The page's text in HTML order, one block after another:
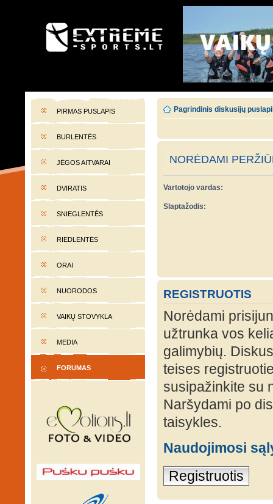
EXTREME-SPORTS.LT
PIRMAS PUSLAPIS
BURLENTĖS
JĖGOS AITVARAI
DVIRATIS
SNIEGLENTĖS
RIEDLENTĖS
ORAI
NUORODOS
VAIKŲ STOVYKLA
MEDIA
FORUMAS
Pagrindinis diskusijų
NORĖDAMI
Vartotojo vardas:
Slaptažodis:
REGISTRUOTIS
Norėdami
užtrunka vos
galimybių.
teises
susipažinkite su
Naršydami po
taisykles.
Naudojimosi
Registruotis